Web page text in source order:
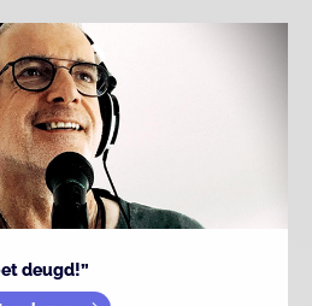
deugd!”